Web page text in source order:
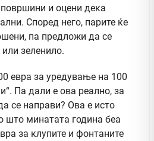
и оцени дека
Според него, парите ќе
па предложи да се
зеленило.
евра за уредување на 100
Па дали е ова реално, за
се направи? Ова е исто
минатата година беа
за клупите и фонтаните